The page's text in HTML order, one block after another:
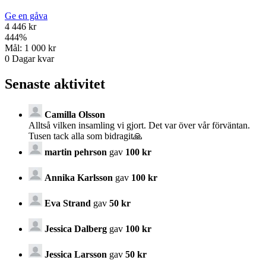
Ge en gåva
4 446 kr
444%
Mål: 1 000 kr
0 Dagar kvar
Senaste aktivitet
Camilla Olsson
Alltså vilken insamling vi gjort. Det var över vår förväntan.
Tusen tack alla som bidragit🙏
martin pehrson gav 100 kr
Annika Karlsson gav 100 kr
Eva Strand gav 50 kr
Jessica Dalberg gav 100 kr
Jessica Larsson gav 50 kr